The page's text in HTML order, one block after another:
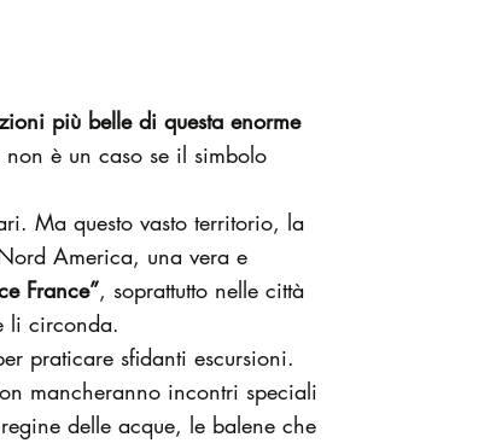
più belle di questa enorme
è un caso se il simbolo
Ma questo vasto territorio, la
America, una vera e
France”, soprattutto nelle città
li circonda.
praticare sfidanti escursioni.
mancheranno incontri speciali
delle acque, le balene che